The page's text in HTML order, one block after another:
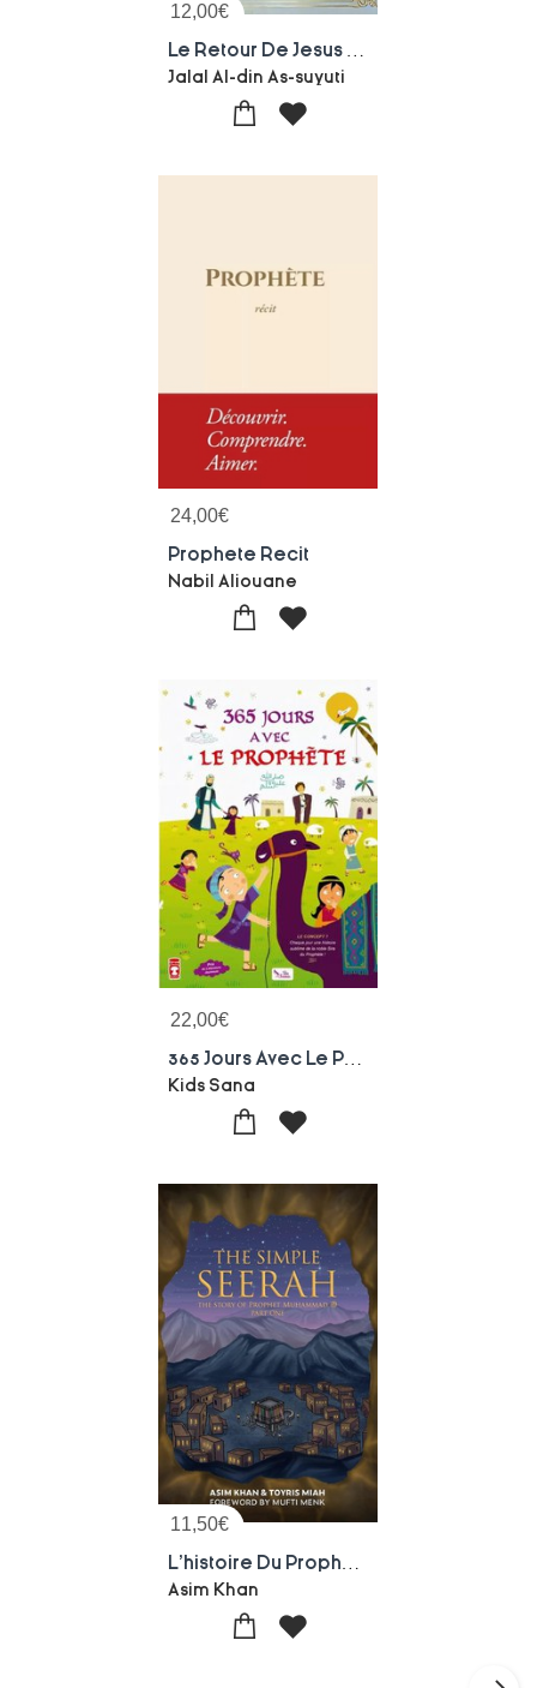
12,00€
Jalal Al-din As-suyuti
24,00€
Prophete Recit
Nabil Aliouane
22,00€
Kids Sana
11,50€
Asim Khan